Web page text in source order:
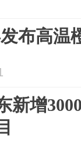
布高温
新增